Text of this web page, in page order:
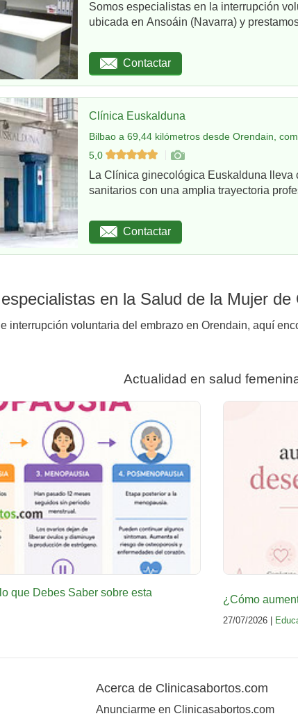
Somos especialistas en la interrupción
ubicada en Ansoáin (Navarra) y
Contactar
Clínica Euskalduna
Bilbao a 69,44 kilómetros desde Orendain,
5,0
La Clínica ginecológica Euskalduna
sanitarios con una amplia trayectoria
Contactar
en la Salud de la Mujer de
interrupción voluntaria del embrazo en Orendain, aquí
Actualidad en salud
que Debes Saber sobre esta
¿Cómo
27/07/2026 |
Acerca de Clinicasabortos.com
Anunciarme en Clinicasabortos.com